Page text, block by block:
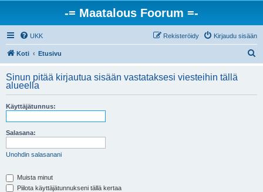
-= Maatalous Foorum =-
UKK Kirjaudu sisään
Rekisteröidy
Koti Etusivu
i
Sinun pitää kirjautua sisään vastataksesi viesteihin tällä
alueella
Käyttäjätunnus:
Salasana:
Unohdin salasanani
Muista minut
Piilota käyttäjätunnukseni tällä kertaa